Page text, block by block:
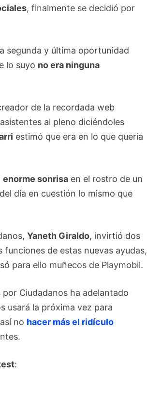
, finalmente se decidió por
segunda y última oportunidad
lo suyo no era ninguna
de la recordada web
al pleno diciéndoles
estimó que era en lo que quería
enorme sonrisa en el rostro de un
día en cuestión lo mismo que
Yaneth Giraldo, invirtió dos
funciones de estas nuevas ayudas,
para ello muñecos de Playmobil.
Ciudadanos ha adelantado
usará la próxima vez para
no hacer más el ridículo
: